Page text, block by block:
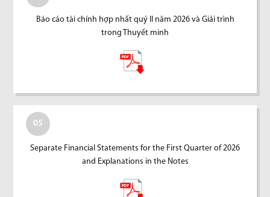
Báo cáo tài chính hợp nhất quý II năm 2026 và Giải trình
trong Thuyết minh
05
Separate Financial Statements for the First Quarter of 2026
and Explanations in the Notes